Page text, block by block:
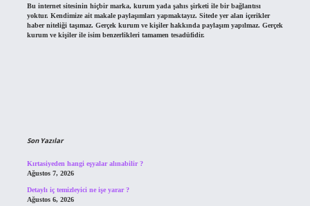
Bu internet sitesinin hiçbir marka, kurum yada şahıs şirketi ile bir bağlantısı
yoktur. Kendimize ait makale paylaşımları yapmaktayız. Sitede yer alan içerikler
haber niteliği taşımaz. Gerçek kurum ve kişiler hakkında paylaşım yapılmaz. Gerçek
kurum ve kişiler ile isim benzerlikleri tamamen tesadüfidir.
Son Yazılar
Kırtasiyeden hangi eşyalar alınabilir ?
Ağustos 7, 2026
Detaylı iç temizleyici ne işe yarar ?
Ağustos 6, 2026